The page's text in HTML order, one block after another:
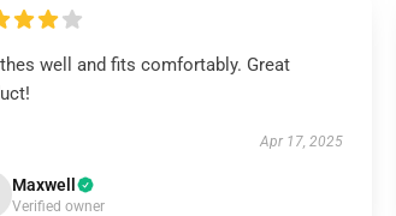
well and fits comfortably. Great
Apr 17, 2025
Maxwell
Verified owner